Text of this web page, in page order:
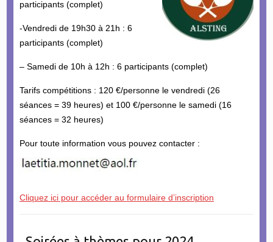
participants (complet)
-Vendredi de 19h30 à 21h : 6
participants (complet)
– Samedi de 10h à 12h : 6 participants (complet)
Tarifs compétitions : 120 €/personne le vendredi (26
séances = 39 heures) et 100 €/personne le samedi (16
séances = 32 heures)
Pour toute information vous pouvez contacter :
Cliquez ici pour accéder au formulaire d’inscription